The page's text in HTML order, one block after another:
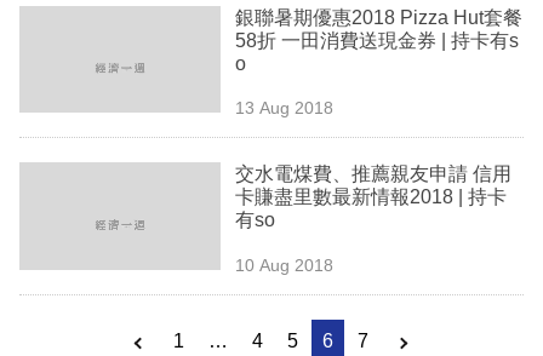
銀聯暑期優惠2018 Pizza Hut套餐
58折 一田消費送現金券 | 持卡有s
o
13 Aug 2018
交水電煤費、推薦親友申請 信用
卡賺盡里數最新情報2018 | 持卡
有so
10 Aug 2018
1 … 4 5 6 7